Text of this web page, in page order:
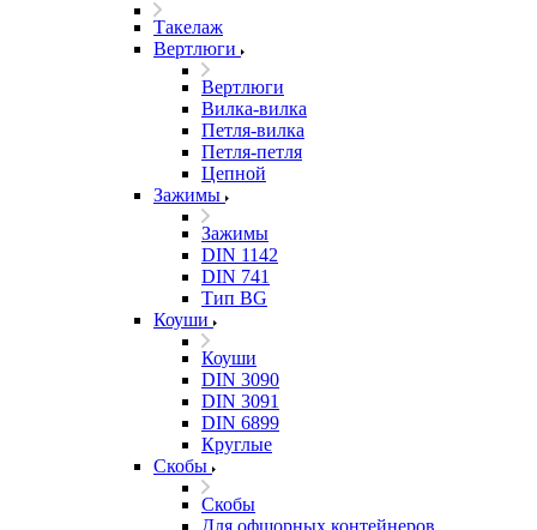
Такелаж
Вертлюги
Вертлюги
Вилка-вилка
Петля-вилка
Петля-петля
Цепной
Зажимы
Зажимы
DIN 1142
DIN 741
Тип BG
Коуши
Коуши
DIN 3090
DIN 3091
DIN 6899
Круглые
Скобы
Скобы
Для офшорных контейнеров